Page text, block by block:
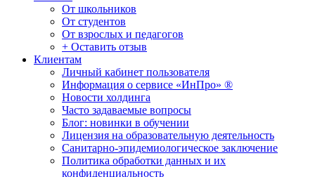
От школьников
От студентов
От взрослых и педагогов
+ Оставить отзыв
Клиентам
Личный кабинет пользователя
Информация о сервисе «ИнПро» ®
Новости холдинга
Часто задаваемые вопросы
Блог: новинки в обучении
Лицензия на образовательную деятельность
Санитарно-эпидемиологическое заключение
Политика обработки данных и их
конфиденциальность